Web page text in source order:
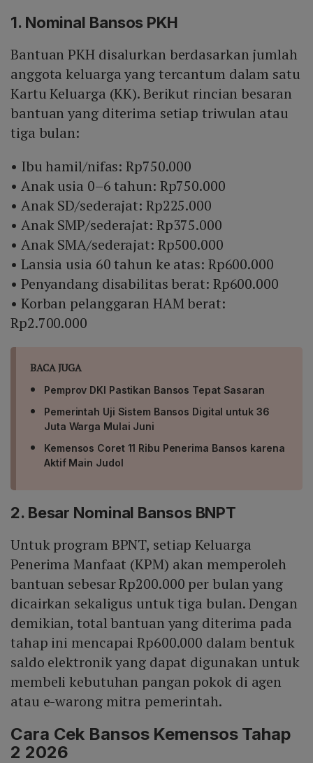
Rp600.000 per periode tiga bulan dalam bentuk saldo
1. Nominal Bansos PKH
Bantuan PKH disalurkan berdasarkan jumlah
anggota keluarga yang tercantum dalam satu
Kartu Keluarga (KK). Berikut rincian besaran
bantuan yang diterima setiap triwulan atau
tiga bulan:
• Ibu hamil/nifas: Rp750.000
• Anak usia 0–6 tahun: Rp750.000
• Anak SD/sederajat: Rp225.000
• Anak SMP/sederajat: Rp375.000
• Anak SMA/sederajat: Rp500.000
• Lansia usia 60 tahun ke atas: Rp600.000
• Penyandang disabilitas berat: Rp600.000
• Korban pelanggaran HAM berat:
Rp2.700.000
BACA JUGA
Pemprov DKI Pastikan Bansos Tepat Sasaran
Pemerintah Uji Sistem Bansos Digital untuk 36
Juta Warga Mulai Juni
Kemensos Coret 11 Ribu Penerima Bansos karena
Aktif Main Judol
2. Besar Nominal Bansos BNPT
Untuk program BPNT, setiap Keluarga
Penerima Manfaat (KPM) akan memperoleh
bantuan sebesar Rp200.000 per bulan yang
dicairkan sekaligus untuk tiga bulan. Dengan
demikian, total bantuan yang diterima pada
tahap ini mencapai Rp600.000 dalam bentuk
saldo elektronik yang dapat digunakan untuk
membeli kebutuhan pangan pokok di agen
atau e-warong mitra pemerintah.
Cara Cek Bansos Kemensos Tahap
2 2026